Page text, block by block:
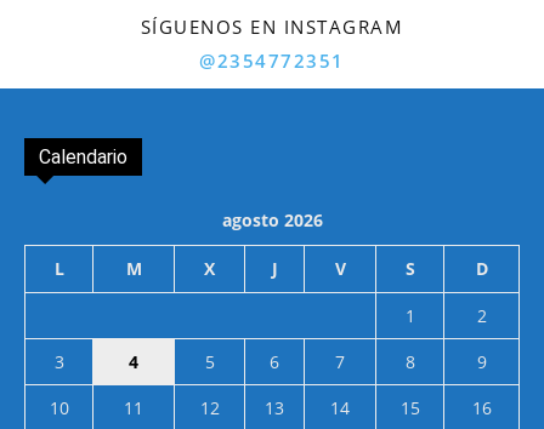
SÍGUENOS EN INSTAGRAM
@2354772351
Calendario
agosto 2026
L M X J V S D
1
2
3
4 5 6 7 8
9
10
11 12 13 14 15
16